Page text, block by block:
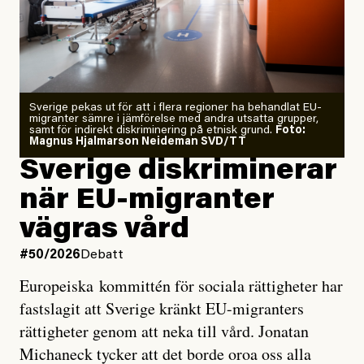
Årets El Niño kan bli den
starkaste som uppmätts
Zeke Hausfather är chockad igen efter att ha
analyserat hur de olika klimatmodellerna bedömer
läget för hur den begynnande El Niño-händelsen ska
utveckla sig. El Niño är ett återkommande
väderfenomen som uppstår när havsvattnet i delar av
Stilla havet blir ovanligt varmt. Det påverkar vädret
över stora delar av världen och under
forskare allt oftare varnat för att den här El Niñon
Det verkar vara en underdrift, menar nu Zeke
Hausfather.
Sverige pekas ut för att i flera regioner ha behandlat EU-
migranter sämre i jämförelse med andra utsatta grupper,
samt för indirekt diskriminering på etnisk grund. Foto:
Magnus Hjalmarson Neideman SVD/TT
Sverige diskriminerar
när EU-migranter
vägras vård
#50/2026 Debatt
Europeiska kommittén för sociala rättigheter har
fastslagit att Sverige kränkt EU-migranters
rättigheter genom att neka till vård. Jonatan
Michaneck tycker att det borde oroa oss alla